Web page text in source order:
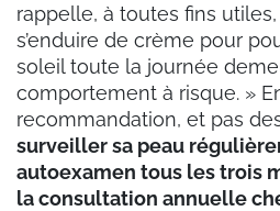
rappelle, à toutes fins utiles,
s’enduire de crème pour
soleil toute la journée
comportement à risque. »
recommandation, et pas
surveiller sa peau
autoexamen tous les trois
la consultation annuelle